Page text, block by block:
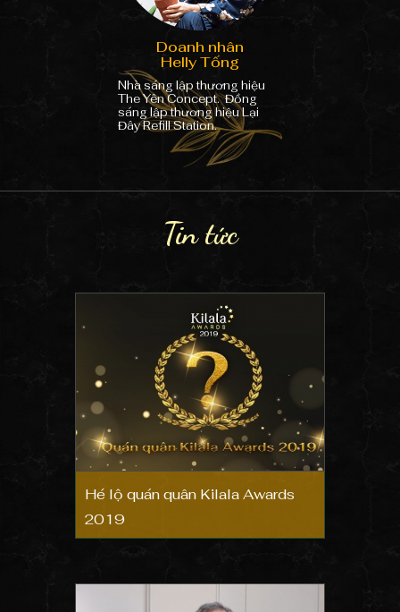
Doanh nhân
Helly Tống
Nhà sáng lập thương hiệu
The Yên Concept.Đồng
sáng lập thương hiệu Lại
Đây Refill Station.
Tin tức
Hé lộ quán quân Kilala Awards
2019